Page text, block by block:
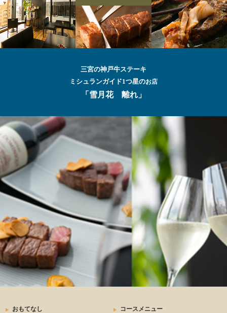
三宮の神戸牛ステーキ
ミシュランガイド1つ星のお店
「雪月花 離れ」
最高級の
神戸牛
ステーキ
おもてなし コースメニュー